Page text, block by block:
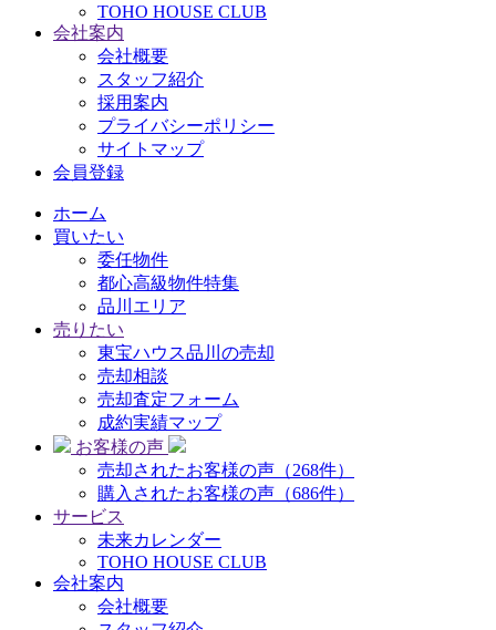
TOHO HOUSE CLUB
会社案内
会社概要
スタッフ紹介
採用案内
プライバシーポリシー
サイトマップ
会員登録
ホーム
買いたい
委任物件
都心高級物件特集
品川エリア
売りたい
東宝ハウス品川の売却
売却相談
売却査定フォーム
成約実績マップ
お客様の声
売却されたお客様の声（268件）
購入されたお客様の声（686件）
サービス
未来カレンダー
TOHO HOUSE CLUB
会社案内
会社概要